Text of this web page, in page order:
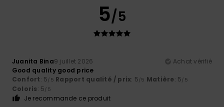
5/5
Juanita Bina9 juillet 2026
Achat vérifié
Good quality good price
Confort: 5/5 Rapport qualité / prix: 5/5 Matière: 5/5
Coloris: 5/5
Je recommande ce produit